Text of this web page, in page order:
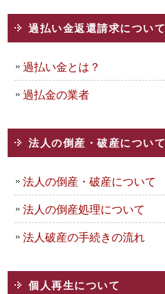
過払い金返還請求について
過払い金とは？
過払金の業者
法人の倒産・破産について
法人の倒産・破産について
法人の倒産処理について
法人破産の手続きの流れ
個人再生について